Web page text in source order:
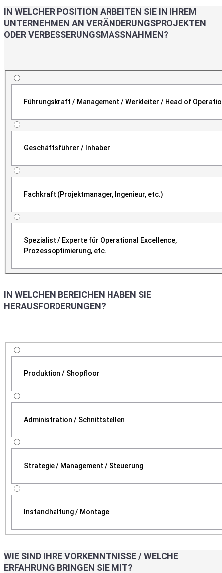
IN WELCHER POSITION ARBEITEN SIE IN IHREM
UNTERNEHMEN AN VERÄNDERUNGSPROJEKTEN
ODER VERBESSERUNGSMASSNAHMEN?
Führungskraft / Management / Werkleiter / Head of
Geschäftsführer / Inhaber
Fachkraft (Projektmanager, Ingenieur, etc.)
Spezialist / Experte für Operational Excellence,
Prozessoptimierung, etc.
IN WELCHEN BEREICHEN HABEN SIE
HERAUSFORDERUNGEN?
Produktion / Shopfloor
Administration / Schnittstellen
Strategie / Management / Steuerung
Instandhaltung / Montage
WIE SIND IHRE VORKENNTNISSE / WELCHE
ERFAHRUNG BRINGEN SIE MIT?